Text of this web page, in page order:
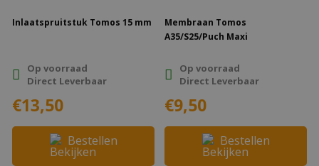
Inlaatspruitstuk Tomos 15 mm
Op voorraad
Direct Leverbaar
€13,50
Bestellen
Membraan Tomos
A35/S25/Puch Maxi
Op voorraad
Direct Leverbaar
€9,50
Bestellen